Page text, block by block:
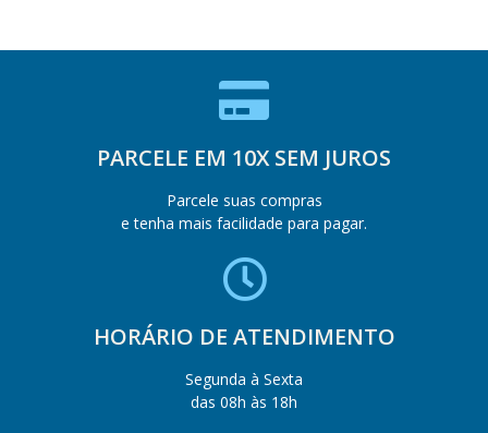
PARCELE EM 10X SEM JUROS
Parcele suas compras
e tenha mais facilidade para pagar.
HORÁRIO DE ATENDIMENTO
Segunda à Sexta
das 08h às 18h